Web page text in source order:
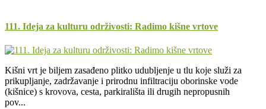
111. Ideja za kulturu održivosti: Radimo kišne vrtove
Kišni vrt je biljem zasađeno plitko udubljenje u tlu koje služi za
prikupljanje, zadržavanje i prirodnu infiltraciju oborinske vode
(kišnice) s krovova, cesta, parkirališta ili drugih nepropusnih
pov...